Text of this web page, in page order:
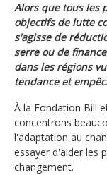
Alors que tous les
objectifs de lutte
s'agisse de
serre ou de
dans les régions
tendance et
À la Fondation Bill
concentrons
l'adaptation au
essayer d'aider les
changement.